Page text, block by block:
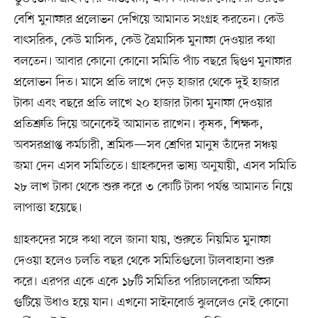
বেশি মুনাফার প্রলোভন দেখিয়ে আমানত সংগ্রহ করতেন। কেউ
বাৎসরিক, কেউ মাসিক, কেউ ত্রৈমাসিক মুনাফা দেওয়ার কথা
বলতেন। আবার কোনো কোনো সমিতি পাঁচ বছরে দ্বিগুণ মুনাফার
প্রলোভন দিত। মাসে প্রতি লাখে দেড় হাজার থেকে দুই হাজার
টাকা এবং বছরে প্রতি লাখে ২০ হাজার টাকা মুনাফা দেওয়ার
প্রতিশ্রুতি দিয়ে অনেকেই আমানত রাখেন। কৃষক, শিক্ষক,
অবসরপ্রাপ্ত কর্মচারী, শ্রমিক—সব শ্রেণির মানুষ তাঁদের সঞ্চয়
জমা দেন এসব সমিতিতে। গ্রাহকদের ভাষ্য অনুযায়ী, এসব সমিতি
২৮ লাখ টাকা থেকে শুরু করে ৩ কোটি টাকা পর্যন্ত আমানত নিয়ে
লাপাত্তা হয়েছে।
গ্রাহকদের সঙ্গে কথা বলে জানা যায়, শুরুতে নিয়মিত মুনাফা
দেওয়া হলেও চলতি বছর থেকে সমিতিগুলো টালবাহানা শুরু
করে। এরপর একে একে ১৮টি সমিতির পরিচালকেরা অফিস
গুটিয়ে উধাও হয়ে যান। এখনো সাইনবোর্ড ঝুললেও নেই কোনো